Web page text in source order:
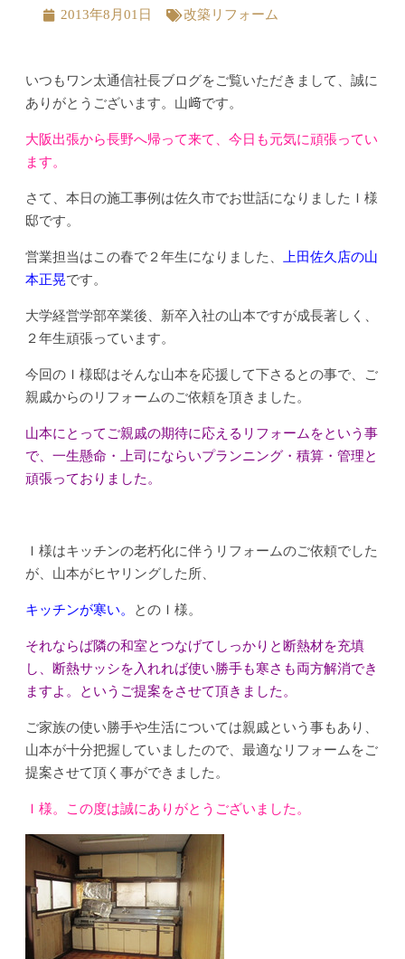
2013年8月01日 改築リフォーム
いつもワン太通信社長ブログをご覧いただきまして、誠に
ありがとうございます。山﨑です。
大阪出張から長野へ帰って来て、今日も元気に頑張ってい
ます。
さて、本日の施工事例は佐久市でお世話になりましたＩ様
邸です。
営業担当はこの春で２年生になりました、 上田佐久店の山
本正晃です。
大学経営学部卒業後、新卒入社の山本ですが成長著しく、
２年生頑張っています。
今回のＩ様邸はそんな山本を応援して下さるとの事で、ご
親戚からのリフォームのご依頼を頂きました。
山本にとってご親戚の期待に応えるリフォームをという事
で、一生懸命・上司にならいプランニング・積算・管理と
頑張っておりました。
Ｉ様はキッチンの老朽化に伴うリフォームのご依頼でした
が、山本がヒヤリングした所、
キッチンが寒い。 とのＩ様。
それならば隣の和室とつなげてしっかりと断熱材を充填
し、断熱サッシを入れれば使い勝手も寒さも両方解消でき
ますよ。というご提案をさせて頂きました。
ご家族の使い勝手や生活については親戚という事もあり、
山本が十分把握していましたので、最適なリフォームをご
提案させて頂く事ができました。
Ｉ様。この度は誠にありがとうございました。